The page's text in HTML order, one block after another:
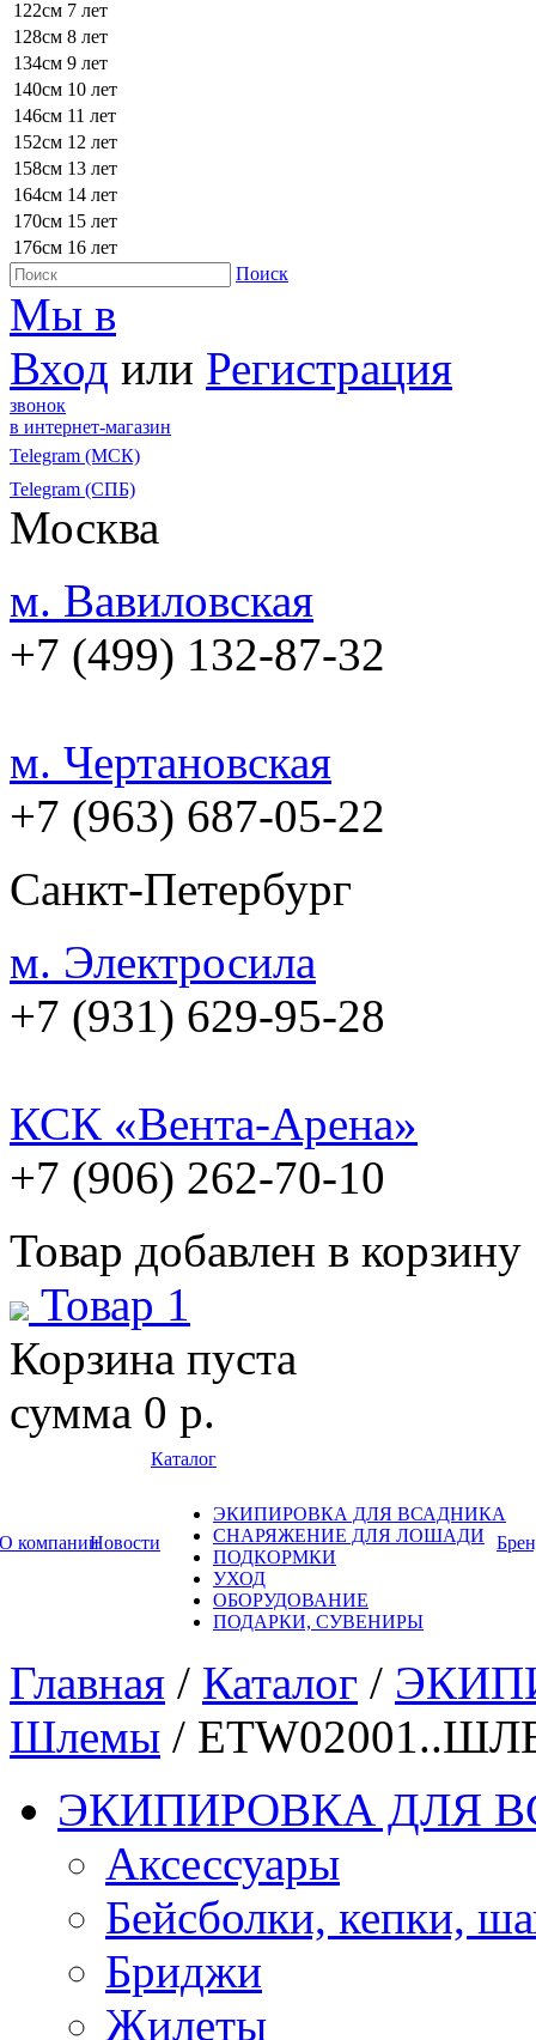
122см 7 лет
128см 8 лет
134см 9 лет
140см 10 лет
146см 11 лет
152см 12 лет
158см 13 лет
164см 14 лет
170см 15 лет
176см 16 лет
Поиск
Мы в
Вход или Регистрация
звонок
в интернет-магазин
Telegram (МСК)
Telegram (СПБ)
Москва
м. Вавиловская
+7 (499) 132-87-32
м. Чертановская
+7 (963) 687-05-22
Санкт-Петербург
м. Электросила
+7 (931) 629-95-28
КСК «Вента-Арена»
+7 (906) 262-70-10
Товар добавлен в корзину
Товар 1
Корзина пуста
сумма 0 р.
О компанииНовости
Каталог
ЭКИПИРОВКА ДЛЯ ВСАДНИКА
СНАРЯЖЕНИЕ ДЛЯ ЛОШАДИ
ПОДКОРМКИ
УХОД
ОБОРУДОВАНИЕ
ПОДАРКИ, СУВЕНИРЫ
Главная / Каталог /
Шлемы /
ЭКИПИРОВКА ДЛЯ
Аксессуары
Бейсболки, кепки,
Бриджи
Жилеты